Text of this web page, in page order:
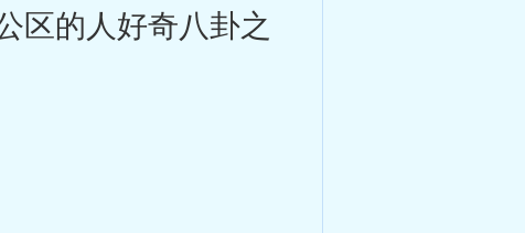
区的人好奇八卦之